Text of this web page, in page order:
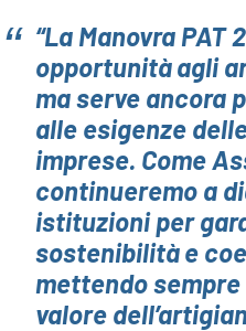
“La Manovra PAT
opportunità agli
ma serve ancora
alle esigenze
imprese. Come
continueremo a
istituzioni per
sostenibilità e
mettendo
valore